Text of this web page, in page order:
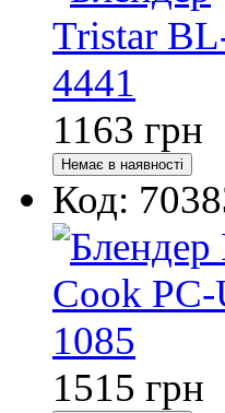
1163 грн
Код:
1515 грн